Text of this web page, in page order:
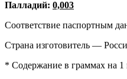
Палладий: 0,003
Соответствие паспортным
Страна изготовитель —
* Содержание в граммах на 1